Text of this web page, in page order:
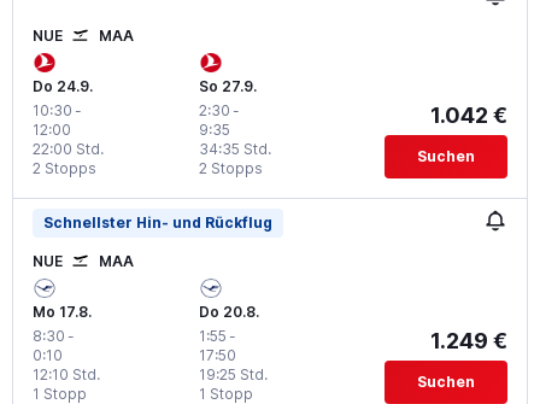
NUE MAA
Do 24.9.
10:30 -
12:00
2 Stopps
22:00 Std.
So 27.9.
2:30 -
9:35
2 Stopps
34:35 Std.
1.042 €
Suchen
Schnellster Hin- und Rückflug
NUE MAA
Mo 17.8.
8:30 -
0:10
1 Stopp
12:10 Std.
Do 20.8.
1:55 -
17:50
1 Stopp
19:25 Std.
1.249 €
Suchen